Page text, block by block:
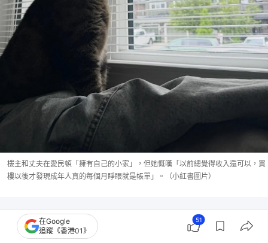
樓主和丈夫在愛民頓「擁有自己的小家」，但她慨嘆「以前總覺得收入還可以，買
樓以後才發現成年人真的每個月睜眼就是帳單」。（小紅書圖片）
在Google
追蹤《香港01》
51